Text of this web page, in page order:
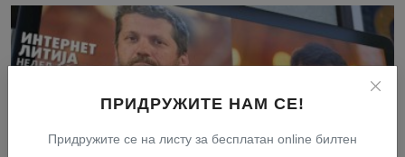
ПРИДРУЖИТЕ НАМ СЕ!
Придружите се на листу за бесплатан online билтен